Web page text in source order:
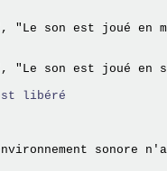
"Le son est joué en
"Le son est joué en
libéré